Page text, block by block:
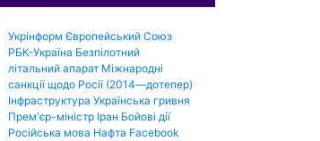
Укрінформ Європейський Союз
РБК-Україна Безпілотний
літальний апарат Міжнародні
санкції щодо Росії (2014—дотепер)
Інфраструктура Українська гривня
Прем'єр-міністр Іран Бойові дії
Російська мова Нафта Facebook